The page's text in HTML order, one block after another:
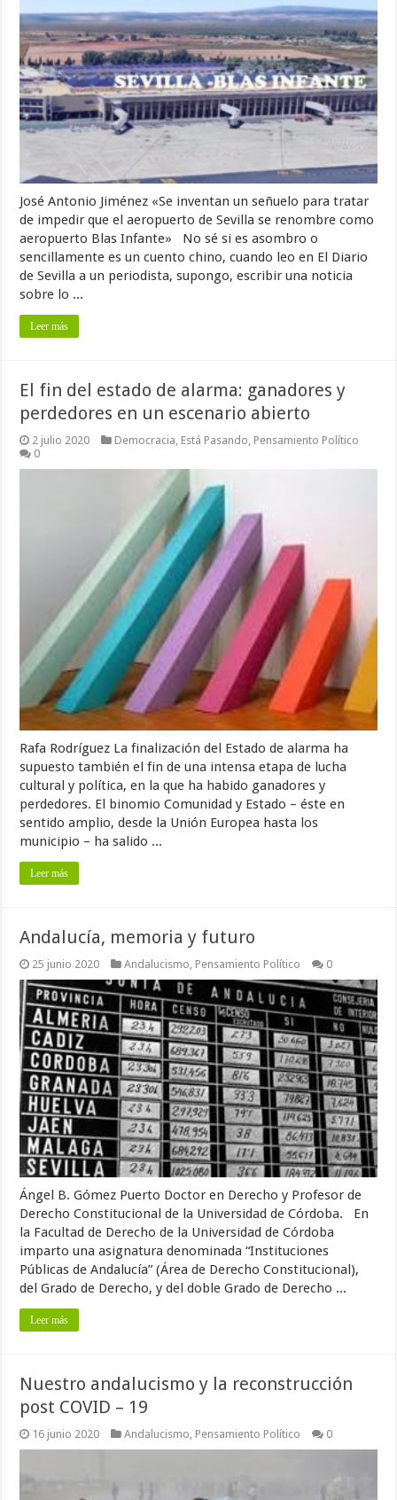
José Antonio Jiménez «Se inventan un señuelo para tratar
de impedir que el aeropuerto de Sevilla se renombre como
aeropuerto Blas Infante» No sé si es asombro o
sencillamente es un cuento chino, cuando leo en El Diario
de Sevilla a un periodista, supongo, escribir una noticia
sobre lo ...
Leer más
El fin del estado de alarma: ganadores y
perdedores en un escenario abierto
2 julio 2020 Democracia Está Pasando Pensamiento Político
0
Rafa Rodríguez La finalización del Estado de alarma ha
supuesto también el fin de una intensa etapa de lucha
cultural y política, en la que ha habido ganadores y
perdedores. El binomio Comunidad y Estado – éste en
sentido amplio, desde la Unión Europea hasta los
municipio – ha salido ...
Leer más
Andalucía, memoria y futuro
25 junio 2020 Andalucismo, Pensamiento Político 0
Ángel B. Gómez Puerto Doctor en Derecho y Profesor de
Derecho Constitucional de la Universidad de Córdoba. En
la Facultad de Derecho de la Universidad de Córdoba
imparto una asignatura denominada “Instituciones
Públicas de Andalucía” (Área de Derecho Constitucional),
del Grado de Derecho, y del doble Grado de Derecho ...
Leer más
Nuestro andalucismo y la reconstrucción
post COVID – 19
16 junio 2020 Andalucismo, Pensamiento Político 0